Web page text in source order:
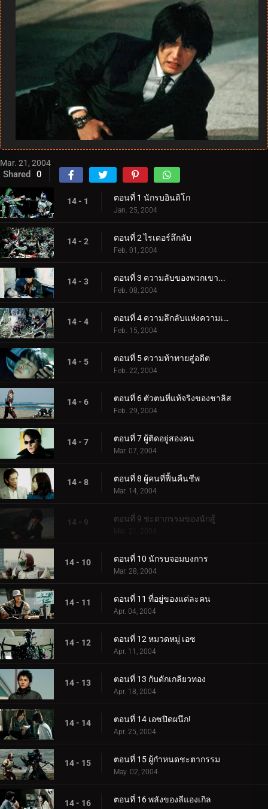
Mar. 21, 2004
Shared 0
14 - 1 ตอนที่ 1 นักรบอินดิโก
Jan. 25, 2004
14 - 2 ตอนที่ 2 ไรเดอร์ลึกลับ
Feb. 01, 2004
14 - 3 ตอนที่ 3 ความลับของพวกเขา...
Feb. 08, 2004
14 - 4 ตอนที่ 4 ความลึกลับแห่งความเป็นอมตะ
Feb. 15, 2004
14 - 5 ตอนที่ 5 ความท้าทายสู่อดีต
Feb. 22, 2004
14 - 6 ตอนที่ 6 ตัวตนที่แท้จริงของชาลิส
Feb. 29, 2004
14 - 7 ตอนที่ 7 ผู้ติดอยู่สองคน
Mar. 07, 2004
14 - 8 ตอนที่ 8 ผู้คนที่ฟื้นคืนชีพ
Mar. 14, 2004
14 - 9 ตอนที่ 9 ชะตากรรมของนักสู้
Mar. 21, 2004
14 - 10 ตอนที่ 10 นักรบจอมบงการ
Mar. 28, 2004
14 - 11 ตอนที่ 11 ที่อยู่ของแต่ละคน
Apr. 04, 2004
14 - 12 ตอนที่ 12 หมวดหมู่ เอซ
Apr. 11, 2004
14 - 13 ตอนที่ 13 กับดักเกลียวทอง
Apr. 18, 2004
14 - 14 ตอนที่ 14 เอซปิดผนึก!
Apr. 25, 2004
14 - 15 ตอนที่ 15 ผู้กำหนดชะตากรรม
May. 02, 2004
14 - 16 ตอนที่ 16 พลังของลีแองเกิล